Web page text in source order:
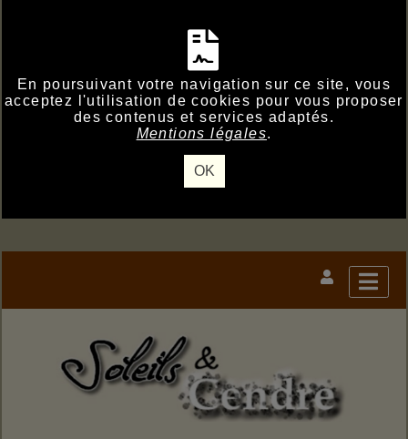
En poursuivant votre navigation sur ce site, vous
acceptez l'utilisation de cookies pour vous proposer
des contenus et services adaptés.
Mentions légales.
OK